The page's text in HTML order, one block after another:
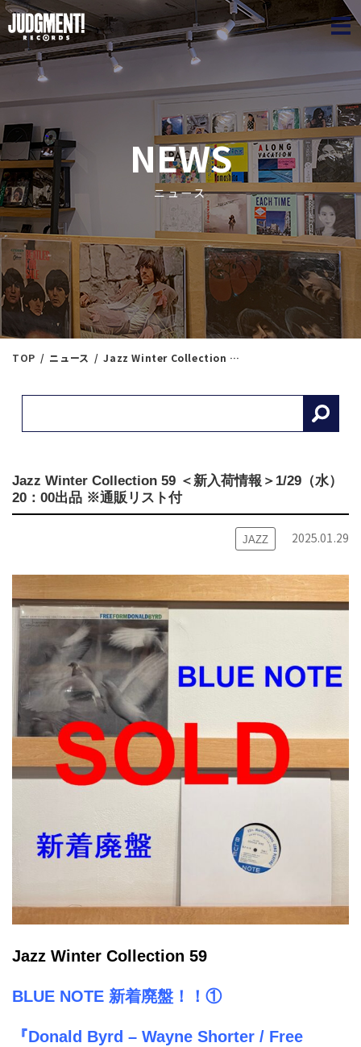
NEWS
ニュース
TOP ニュース Jazz Winter Collection 59 ＜新入荷情報＞1/29（水）20：00出品 ※通販リスト付
Jazz Winter Collection 59 ＜新入荷情報＞1/29（水）
20：00出品 ※通販リスト付
JAZZ 2025.01.29
Jazz Winter Collection 59
BLUE NOTE 新着廃盤 ！！①
『Donald Byrd – Wayne Shorter / Free